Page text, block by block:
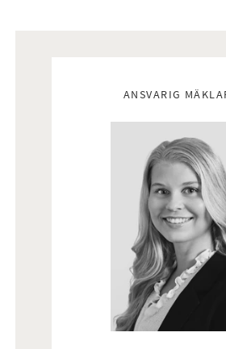
uteplatsen med plats för loungegrupp
induktionshäll, fläkt, integrerad
Trevligt sovrum med gott om plats för
tillhörande sängbord samt
Här ges ett naturligt ljusinsläpp från
där du kan vakna upp och njuta av
mot vattnet. Gott om förvaring ges i
ANSVARIG